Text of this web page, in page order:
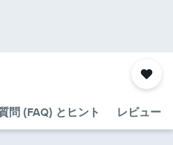
問 (FAQ) とヒント レビュー